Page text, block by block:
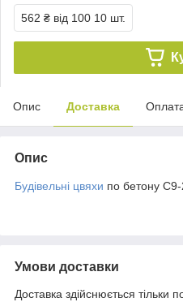
562 ₴ від 100 10 шт.
Опис Доставка
Опис
Будівельні цвяхи по бетону
Умови доставки
Доставка здійснюється тільки